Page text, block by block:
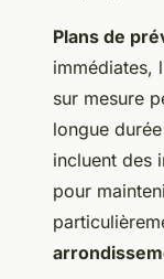
Plans de
immédiates,
sur mesure
longue
incluent des
pour